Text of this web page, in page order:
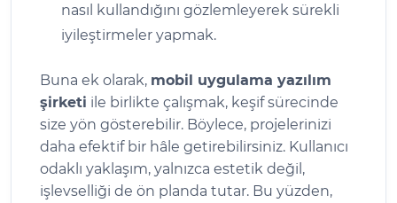
nasıl kullandığını gözlemleyerek sürekli
iyileştirmeler yapmak.
Buna ek olarak, mobil uygulama yazılım
şirketi ile birlikte çalışmak, keşif sürecinde
size yön gösterebilir. Böylece, projelerinizi
daha efektif bir hâle getirebilirsiniz. Kullanıcı
odaklı yaklaşım, yalnızca estetik değil,
işlevselliği de ön planda tutar. Bu yüzden,